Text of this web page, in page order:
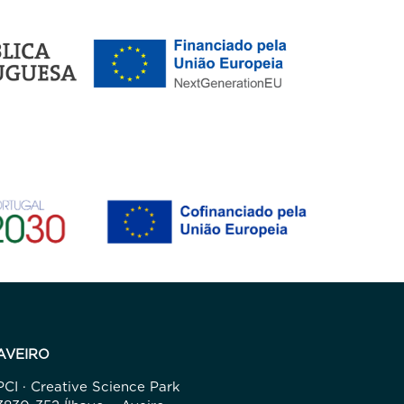
· Creative Science Park